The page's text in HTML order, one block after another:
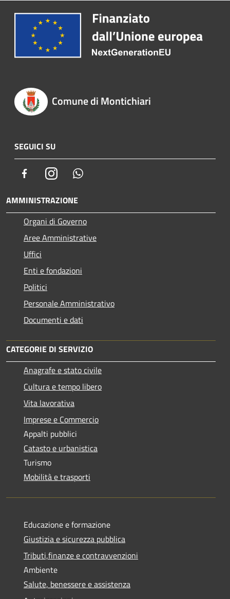
Comune di Montichiari
SEGUICI SU
FacebookInstagram
AMMINISTRAZIONE
Organi di Governo
Aree Amministrative
Uffici
Enti e fondazioni
Politici
Personale Amministrativo
Documenti e dati
CATEGORIE DI SERVIZIO
Anagrafe e stato civile
Cultura e tempo libero
Vita lavorativa
Imprese e Commercio
Appalti pubblici
Catasto e urbanistica
Turismo
Mobilità e trasporti
Educazione e formazione
Giustizia e sicurezza pubblica
Tributi,finanze e contravvenzioni
Ambiente
Salute, benessere e assistenza